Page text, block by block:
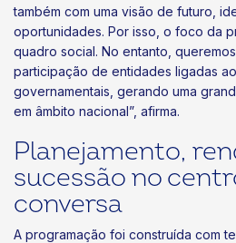
também com uma visão de futuro,
oportunidades. Por isso, o foco da
quadro social. No entanto,
participação de entidades ligadas
governamentais, gerando uma
em âmbito nacional”, afirma.
Planejamento,
sucessão no
conversa
A programação foi construída com